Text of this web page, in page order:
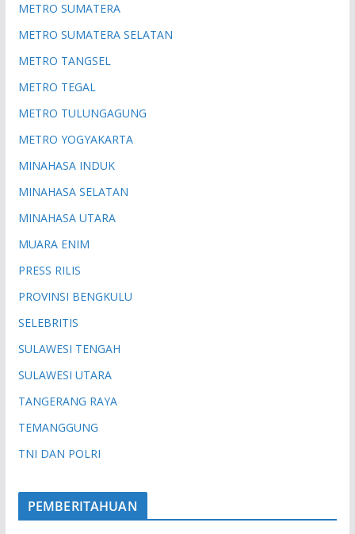
METRO SUMATERA
METRO SUMATERA SELATAN
METRO TANGSEL
METRO TEGAL
METRO TULUNGAGUNG
METRO YOGYAKARTA
MINAHASA INDUK
MINAHASA SELATAN
MINAHASA UTARA
MUARA ENIM
PRESS RILIS
PROVINSI BENGKULU
SELEBRITIS
SULAWESI TENGAH
SULAWESI UTARA
TANGERANG RAYA
TEMANGGUNG
TNI DAN POLRI
PEMBERITAHUAN